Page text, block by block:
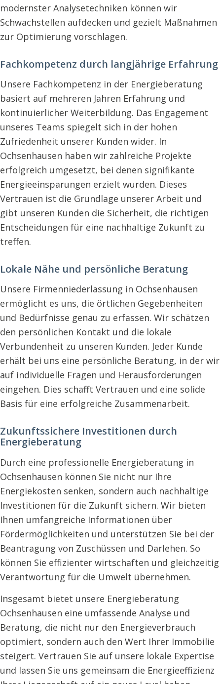
modernster Analysetechniken können wir
Schwachstellen aufdecken und gezielt Maßnahmen
zur Optimierung vorschlagen.
Fachkompetenz durch langjährige Erfahrung
Unsere Fachkompetenz in der Energieberatung
basiert auf mehreren Jahren Erfahrung und
kontinuierlicher Weiterbildung. Das Engagement
unseres Teams spiegelt sich in der hohen
Zufriedenheit unserer Kunden wider. In
Ochsenhausen haben wir zahlreiche Projekte
erfolgreich umgesetzt, bei denen signifikante
Energieeinsparungen erzielt wurden. Dieses
Vertrauen ist die Grundlage unserer Arbeit und
gibt unseren Kunden die Sicherheit, die richtigen
Entscheidungen für eine nachhaltige Zukunft zu
treffen.
Lokale Nähe und persönliche Beratung
Unsere Firmenniederlassung in Ochsenhausen
ermöglicht es uns, die örtlichen Gegebenheiten
und Bedürfnisse genau zu erfassen. Wir schätzen
den persönlichen Kontakt und die lokale
Verbundenheit zu unseren Kunden. Jeder Kunde
erhält bei uns eine persönliche Beratung, in der wir
auf individuelle Fragen und Herausforderungen
eingehen. Dies schafft Vertrauen und eine solide
Basis für eine erfolgreiche Zusammenarbeit.
Zukunftssichere Investitionen durch
Energieberatung
Durch eine professionelle Energieberatung in
Ochsenhausen können Sie nicht nur Ihre
Energiekosten senken, sondern auch nachhaltige
Investitionen für die Zukunft sichern. Wir bieten
Ihnen umfangreiche Informationen über
Fördermöglichkeiten und unterstützen Sie bei der
Beantragung von Zuschüssen und Darlehen. So
können Sie effizienter wirtschaften und gleichzeitig
Verantwortung für die Umwelt übernehmen.
Insgesamt bietet unsere Energieberatung
Ochsenhausen eine umfassende Analyse und
Beratung, die nicht nur den Energieverbrauch
optimiert, sondern auch den Wert Ihrer Immobilie
steigert. Vertrauen Sie auf unsere lokale Expertise
und lassen Sie uns gemeinsam die Energieeffizienz